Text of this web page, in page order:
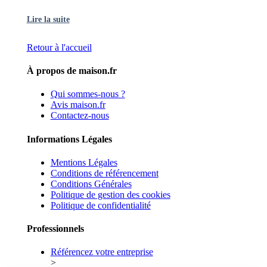
Lire la suite
Retour à l'accueil
À propos de maison.fr
Qui sommes-nous ?
Avis maison.fr
Contactez-nous
Informations Légales
Mentions Légales
Conditions de référencement
Conditions Générales
Politique de gestion des cookies
Politique de confidentialité
Professionnels
Référencez votre entreprise
>